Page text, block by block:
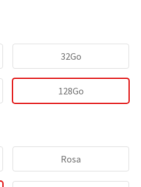
32Go
128Go
Rosa